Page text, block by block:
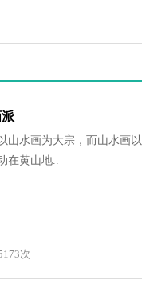
山水画为大宗，而山水画
在黄山地..
次